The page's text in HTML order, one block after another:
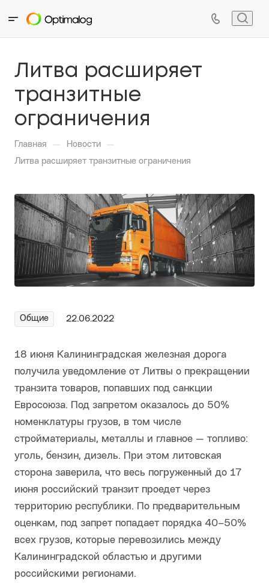
Литва расширяет
транзитные
ограничения
Главная — Новости —
Литва расширяет транзитные ограничения
Общие 22.06.2022
18 июня Калининградская железная дорога
получила уведомление от Литвы о прекращении
транзита товаров, попавших под санкции
Евросоюза. Под запретом оказалось до 50%
номенклатуры грузов, в том числе
стройматериалы, металлы и главное — топливо:
уголь, бензин, дизель. При этом литовская
сторона заверила, что весь погруженный до 17
июня российский транзит проедет через
территорию республики. По предварительным
оценкам, под запрет попадает порядка 40–50%
всех грузов, которые перевозились между
Калининградской областью и другими
российскими регионами.